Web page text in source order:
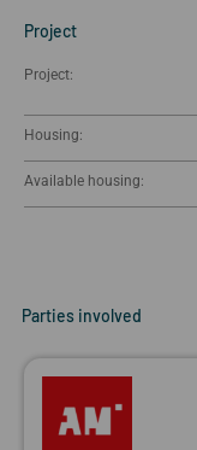
Project
Project:
Housing:
Available housing:
Parties involved